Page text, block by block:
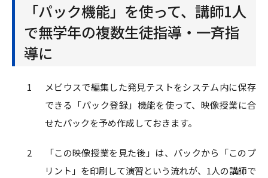
「パック機能」を使って、講師1人
で無学年の複数生徒指導・一斉指
導に
メビウスで編集した発見テストをシステム内に保存
できる「パック登録」機能を使って、映像授業に合
せたパックを予め作成しておきます。
「この映像授業を見た後」は、パックから「このプ
リント」を印刷して演習という流れが、1人の講師で